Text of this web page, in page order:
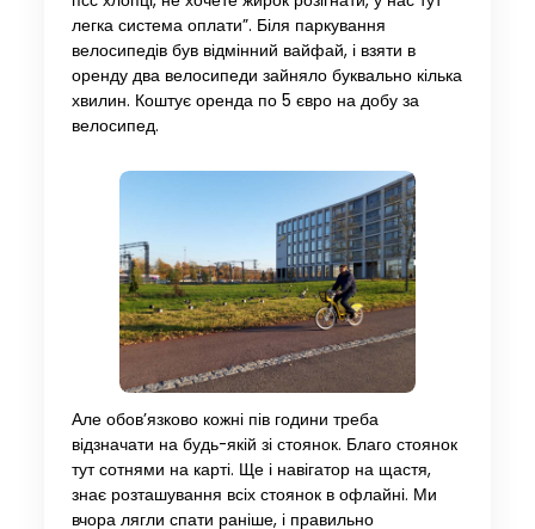
легка система оплати”. Біля паркування
велосипедів був відмінний вайфай, і взяти в
оренду два велосипеди зайняло буквально кілька
хвилин. Коштує оренда по 5 євро на добу за
велосипед.
Але обов’язково кожні пів години треба
відзначати на будь-якій зі стоянок. Благо стоянок
тут сотнями на карті. Ще і навігатор на щастя,
знає розташування всіх стоянок в офлайні. Ми
вчора лягли спати раніше, і правильно